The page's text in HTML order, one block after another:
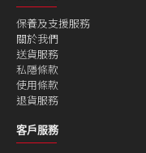
保養及支援服務
關於我們
送貨服務
私隱條款
使用條款
退貨服務
客戶服務